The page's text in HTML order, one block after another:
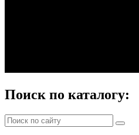
Поиск по каталогу: